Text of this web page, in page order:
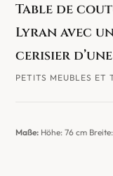
Table de
Lyran avec
cerisier
PETITS MEUBLES ET
Maße: Höhe: 76 cm